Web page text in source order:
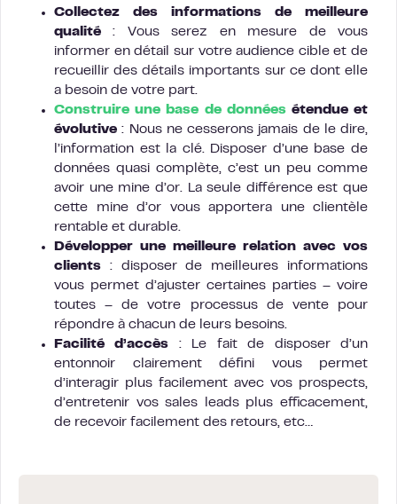
Collectez des informations de meilleure
qualité : Vous serez en mesure de vous
informer en détail sur votre audience cible et de
recueillir des détails importants sur ce dont elle
a besoin de votre part.
Construire une base de donnéesétendue et
évolutive : Nous ne cesserons jamais de le dire,
l’information est la clé. Disposer d’une base de
données quasi complète, c’est un peu comme
avoir une mine d’or. La seule différence est que
cette mine d’or vous apportera une clientèle
rentable et durable.
Développer une meilleure relation avec vos
clients : disposer de meilleures informations
vous permet d’ajuster certaines parties – voire
toutes – de votre processus de vente pour
répondre à chacun de leurs besoins.
Facilité d’accès : Le fait de disposer d’un
entonnoir clairement défini vous permet
d’interagir plus facilement avec vos prospects,
d’entretenir vos sales leads plus efficacement,
de recevoir facilement des retours, etc…